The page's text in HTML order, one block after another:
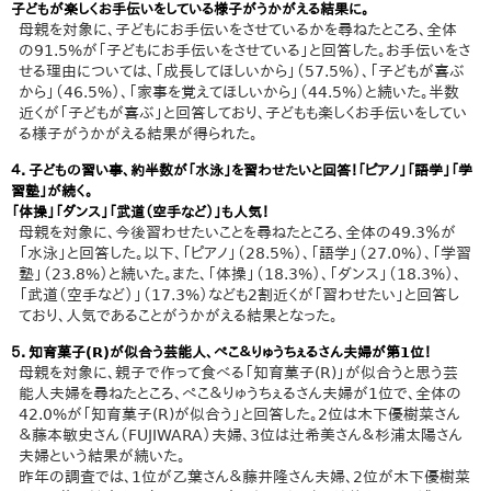
子どもが楽しくお手伝いをしている様子がうかがえる結果に。
母親を対象に、子どもにお手伝いをさせているかを尋ねたところ、全体
の91.5%が「子どもにお手伝いをさせている」と回答した。お手伝いをさ
せる理由については、「成長してほしいから」（57.5%）、「子どもが喜ぶ
から」（46.5%）、「家事を覚えてほしいから」（44.5%）と続いた。半数
近くが「子どもが喜ぶ」と回答しており、子どもも楽しくお手伝いをしてい
る様子がうかがえる結果が得られた。
４．子どもの習い事、約半数が「水泳」を習わせたいと回答！「ピアノ」「語学」「学
習塾」が続く。
「体操」「ダンス」「武道（空手など）」も人気！
母親を対象に、今後習わせたいことを尋ねたところ、全体の49.3％が
「水泳」と回答した。以下、「ピアノ」（28.5%）、「語学」（27.0%）、「学習
塾」（23.8%）と続いた。また、「体操」（18.3%）、「ダンス」（18.3%）、
「武道（空手など）」（17.3%）なども2割近くが「習わせたい」と回答し
ており、人気であることがうかがえる結果となった。
５．知育菓子(R)が似合う芸能人、ぺこ＆りゅうちぇるさん夫婦が第1位！
母親を対象に、親子で作って食べる「知育菓子(R)」が似合うと思う芸
能人夫婦を尋ねたところ、ぺこ＆りゅうちぇるさん夫婦が1位で、全体の
42.0%が「知育菓子(R)が似合う」と回答した。2位は木下優樹菜さん
＆藤本敏史さん（FUJIWARA）夫婦、3位は辻希美さん＆杉浦太陽さん
夫婦という結果が続いた。
昨年の調査では、1位が乙葉さん＆藤井隆さん夫婦、2位が木下優樹菜